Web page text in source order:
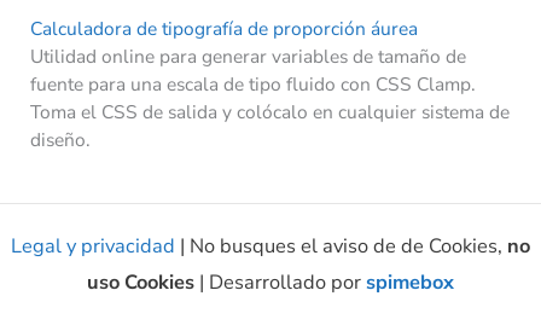
Calculadora de tipografía de proporción áurea
Utilidad online para generar variables de tamaño de
fuente para una escala de tipo fluido con CSS Clamp.
Toma el CSS de salida y colócalo en cualquier sistema de
diseño.
Legal y privacidad | No busques el aviso de de Cookies, no
uso Cookies | Desarrollado porspimebox